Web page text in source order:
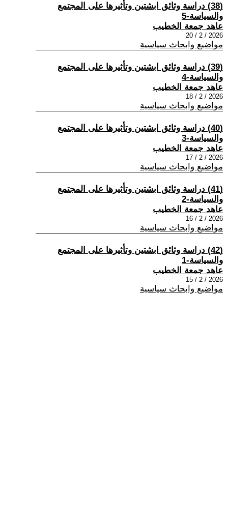
(38) دراسة وثائق ابشتين وتأثيرها على المجتمع
والسياسة-5
عاهد جمعة الخطيب
2026 / 2 / 20
مواضيع وابحاث سياسية
(39) دراسة وثائق ابشتين وتأثيرها على المجتمع
والسياسة-4
عاهد جمعة الخطيب
2026 / 2 / 18
مواضيع وابحاث سياسية
(40) دراسة وثائق ابشتين وتأثيرها على المجتمع
والسياسة-3
عاهد جمعة الخطيب
2026 / 2 / 17
مواضيع وابحاث سياسية
(41) دراسة وثائق ابشتين وتأثيرها على المجتمع
والسياسة-2
عاهد جمعة الخطيب
2026 / 2 / 16
مواضيع وابحاث سياسية
(42) دراسة وثائق ابشتين وتأثيرها على المجتمع
والسياسة-1
عاهد جمعة الخطيب
2026 / 2 / 15
مواضيع وابحاث سياسية